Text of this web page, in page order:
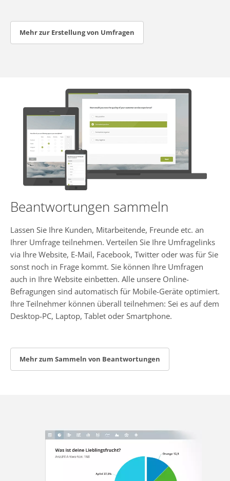
Mehr zur Erstellung von Umfragen
Beantwortungen sammeln
Lassen Sie Ihre Kunden, Mitarbeitende, Freunde etc. an
Ihrer Umfrage teilnehmen. Verteilen Sie Ihre Umfragelinks
via Ihre Website, E-Mail, Facebook, Twitter oder was für Sie
sonst noch in Frage kommt. Sie können Ihre Umfragen
auch in Ihre Website einbetten. Alle unsere Online-
Befragungen sind automatisch für Mobile-Geräte optimiert.
Ihre Teilnehmer können überall teilnehmen: Sei es auf dem
Desktop-PC, Laptop, Tablet oder Smartphone.
Mehr zum Sammeln von Beantwortungen